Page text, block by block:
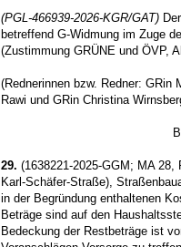
(PGL-466939-2026-KGR/GAT)Der
betreffend G-Widmung im Zuge
(Zustimmung GRÜNE und ÖVP,
(Rednerinnen bzw. Redner: GRin
Rawi und GRin Christina
29. (1638221-2025-GGM; MA
Karl-Schäfer-Straße),
in der Begründung enthaltenen
Beträge sind auf den
Bedeckung der Restbeträge ist